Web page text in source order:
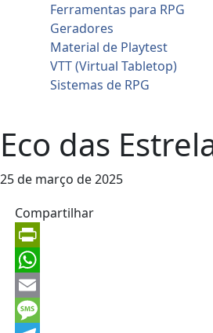
Ferramentas para RPG
Geradores
Material de Playtest
VTT (Virtual Tabletop)
Sistemas de RPG
Eco das
25 de março de 2025
Compartilhar
PrintFriendly
WhatsApp
Email